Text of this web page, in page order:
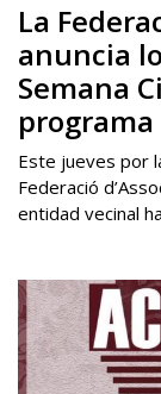
La
anuncia
Semana
Este jueves por
Federació
entidad vecinal